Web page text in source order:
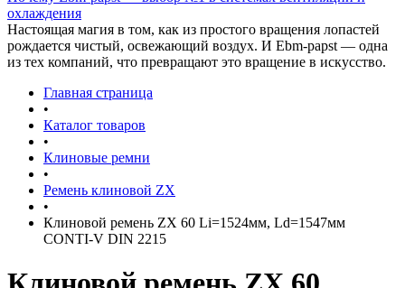
охлаждения
Настоящая магия в том, как из простого вращения лопастей
рождается чистый, освежающий воздух. И Ebm-papst — одна
из тех компаний, что превращают это вращение в искусство.
Главная страница
•
Каталог товаров
•
Клиновые ремни
•
Ремень клиновой ZX
•
Клиновой ремень ZX 60 Li=1524мм, Ld=1547мм
CONTI-V DIN 2215